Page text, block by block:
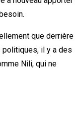
que derrière
il y a des
Nili, qui ne